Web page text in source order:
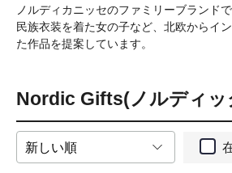
ノルディカニッセのファミリーブランド
民族衣装を着た女の子など、北欧からイ
た作品を提案しています。
Nordic Gifts(ノルディッ